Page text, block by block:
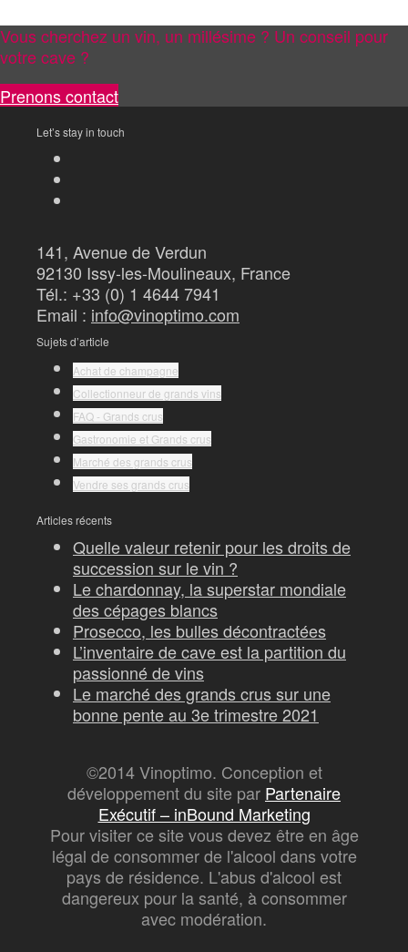
Vous cherchez un vin, un millésime ? Un conseil pour
votre cave ?
Prenons contact
Let’s stay in touch
141, Avenue de Verdun
92130 Issy-les-Moulineaux, France
Tél.: +33 (0) 1 4644 7941
Email : info@vinoptimo.com
Sujets d’article
Achat de champagne
Collectionneur de grands vins
FAQ - Grands crus
Gastronomie et Grands crus
Marché des grands crus
Vendre ses grands crus
Articles récents
Quelle valeur retenir pour les droits de
succession sur le vin ?
Le chardonnay, la superstar mondiale
des cépages blancs
Prosecco, les bulles décontractées
L’inventaire de cave est la partition du
passionné de vins
Le marché des grands crus sur une
bonne pente au 3e trimestre 2021
©2014 Vinoptimo. Conception et
développement du site par Partenaire
Exécutif – inBound Marketing
Pour visiter ce site vous devez être en âge
légal de consommer de l'alcool dans votre
pays de résidence. L'abus d'alcool est
dangereux pour la santé, à consommer
avec modération.